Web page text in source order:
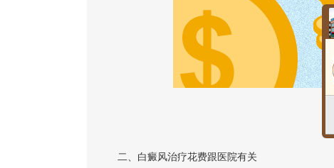
二、白癜风治疗花费跟医院有关